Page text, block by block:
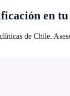
en
de Chile.